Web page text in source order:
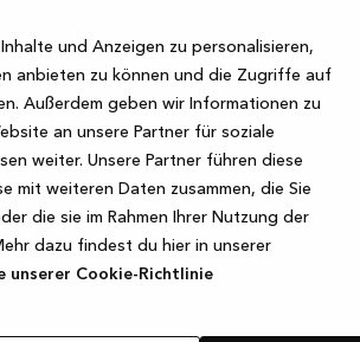
und Anzeigen zu personalisieren,
anbieten zu können und die Zugriffe auf
Außerdem geben wir Informationen zu
an unsere Partner für soziale
weiter. Unsere Partner führen diese
mit weiteren Daten zusammen, die Sie
die sie im Rahmen Ihrer Nutzung der
dazu findest du hier in unserer
unserer Cookie-Richtlinie
while loadingwww.kvik.de (see the